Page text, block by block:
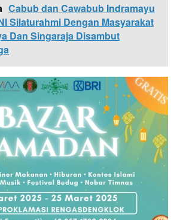
Cabub dan Cawabub Indramayu
Silaturahmi Dengan Masyarakat
Dan Singaraja Disambut